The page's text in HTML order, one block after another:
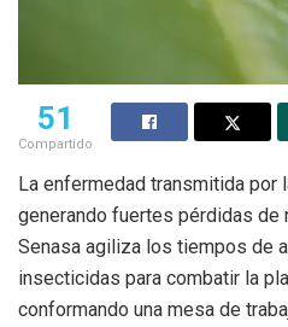
51
Compartido
La enfermedad transmitida por
generando fuertes pérdidas de
Senasa agiliza los tiempos de
insecticidas para combatir la
conformando una mesa de